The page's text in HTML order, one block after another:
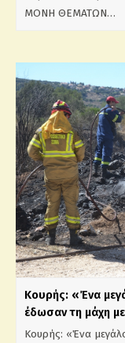
ΜΟΝΗ ΘΕΜΑΤΩΝ…
Κουρής: «Ένα
έδωσαν τη μάχη
Κουρής: «Ένα